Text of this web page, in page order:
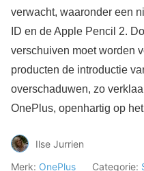
verwacht, waaronder een
ID en de Apple Pencil 2.
verschuiven moet worden
producten de introductie
overschaduwen, zo
OnePlus, openhartig op het
Ilse Jurrien
Merk: OnePlus Categorie: